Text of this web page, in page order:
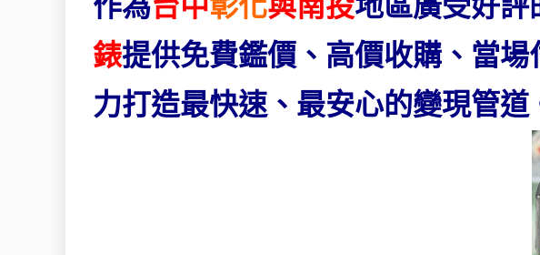
錶提供免費鑑價、高價收購、當
力打造最快速、最安心的變現管道